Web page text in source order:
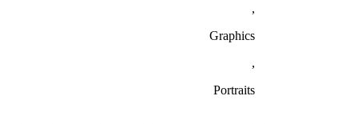
,
Graphics
,
Portraits